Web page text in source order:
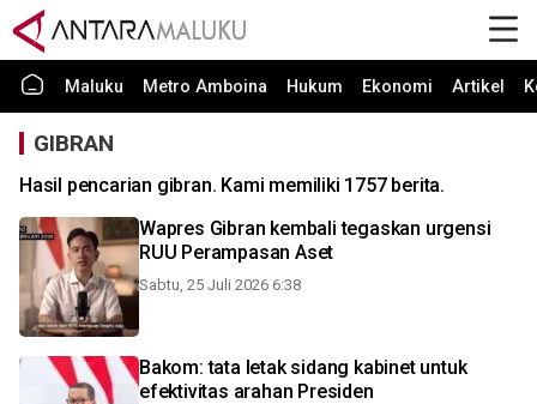
Maluku Metro Amboina Hukum Ekonomi Artikel
GIBRAN
Hasil pencarian gibran. Kami memiliki 1757 berita.
Wapres Gibran kembali tegaskan urgensi
RUU Perampasan Aset
Sabtu, 25 Juli 2026 6:38
Bakom: tata letak sidang kabinet untuk
efektivitas arahan Presiden